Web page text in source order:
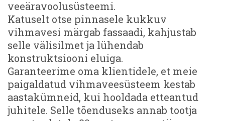
veeäravoolusüsteemi.
Katuselt otse pinnasele kukkuv
vihmavesi märgab fassaadi, kahjustab
selle välisilmet ja lühendab
konstruktsiooni eluiga.
Garanteerime oma klientidele, et meie
paigaldatud vihmaveesüsteem kestab
aastakümneid, kui hooldada etteantud
juhitele. Selle tõenduseks annab tootja